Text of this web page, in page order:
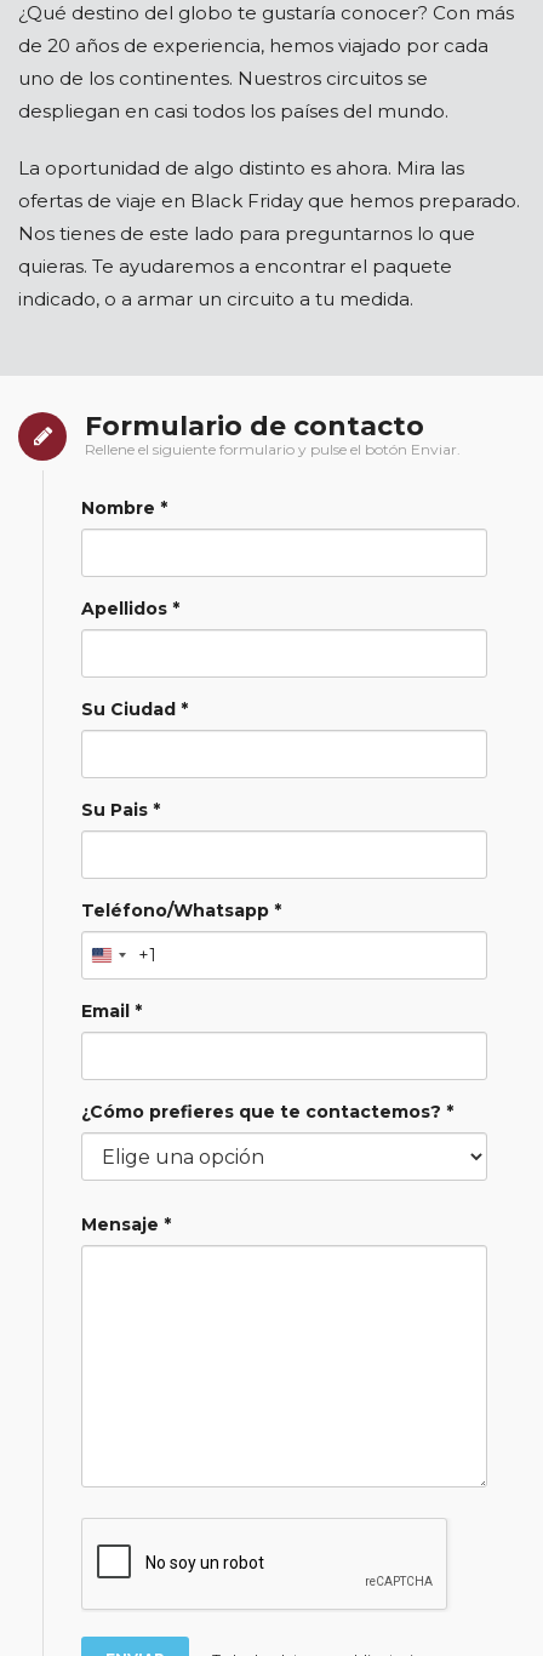
¿Qué destino del globo te gustaría conocer? Con más
de 20 años de experiencia, hemos viajado por cada
uno de los continentes. Nuestros circuitos se
despliegan en casi todos los países del mundo.
La oportunidad de algo distinto es ahora. Mira las
ofertas de viaje en Black Friday que hemos preparado.
Nos tienes de este lado para preguntarnos lo que
quieras. Te ayudaremos a encontrar el paquete
indicado, o a armar un circuito a tu medida.
Formulario de contacto
Rellene el siguiente formulario y pulse el botón Enviar.
Nombre *
Apellidos *
Su Ciudad *
Su Pais *
Teléfono/Whatsapp *
+1
Email *
¿Cómo prefieres que te contactemos? *
Mensaje *